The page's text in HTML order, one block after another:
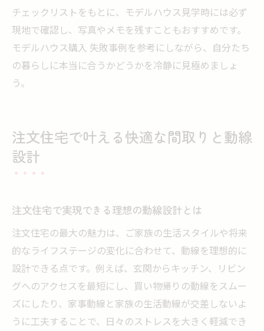
チェックリストをもとに、モデルハウス見学時には必ず
現地で確認し、写真やメモを残すこともおすすめです。
モデルハウス購入 失敗事例を参考にしながら、自分たち
の暮らしに本当に合うかどうかを冷静に見極めましょ
う。
注文住宅で叶える快適な間取りと動線
設計
注文住宅で実現できる理想の動線設計とは
注文住宅の最大の魅力は、ご家族の生活スタイルや将来
的なライフステージの変化に合わせて、動線を理想的に
設計できる点です。例えば、玄関からキッチン、リビン
グへのアクセスを最短にし、買い物帰りの動線をスムー
ズにしたり、家事動線と家族の生活動線が交差しないよ
うに工夫することで、日々のストレスを大きく軽減でき